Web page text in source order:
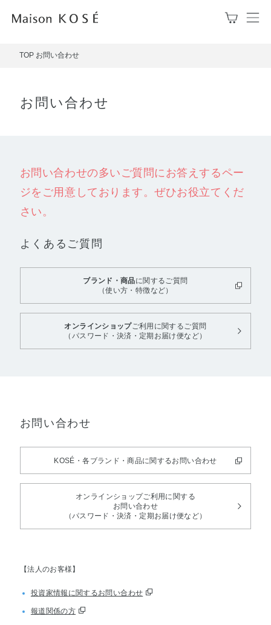
メ
TOP お問い合わせ
お問い合わせ
お問い合わせの多いご質問にお答えするペー
ジをご用意しております。ぜひお役立てくだ
さい。
よくあるご質問
ブランド・商品に関するご質問
（使い方・特徴など）
オンラインショップご利用に関するご質問
（パスワード・決済・定期お届け便など）
お問い合わせ
KOSÉ・各ブランド・商品に関するお問い合わせ
オンラインショップご利用に関する
お問い合わせ
（パスワード・決済・定期お届け便など）
【法人のお客様】
投資家情報に関するお問い合わせ
報道関係の方